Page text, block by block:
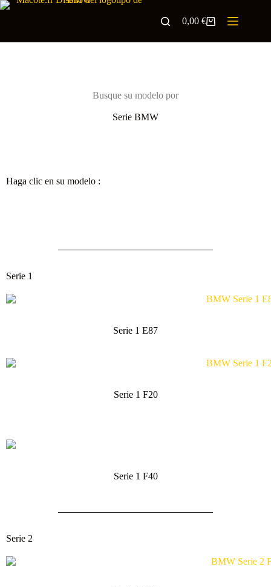
0,00€
Busque su modelo por
Serie BMW
Haga clic en su modelo :
Serie 1
Serie 1 E87
Serie 1 F20
Serie 1 F40
Serie 2